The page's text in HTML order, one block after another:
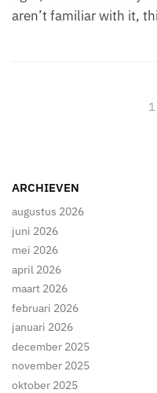
aren’t familiar with it,
1
ARCHIEVEN
augustus 2026
juni 2026
mei 2026
april 2026
maart 2026
februari 2026
januari 2026
december 2025
november 2025
oktober 2025